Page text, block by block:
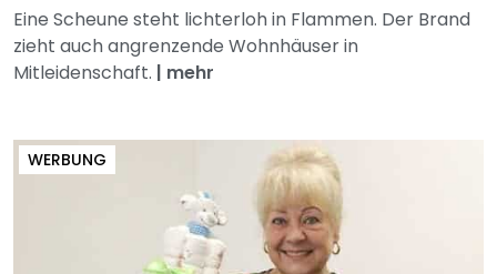
Eine Scheune steht lichterloh in Flammen. Der Brand
zieht auch angrenzende Wohnhäuser in
Mitleidenschaft. | mehr
WERBUNG